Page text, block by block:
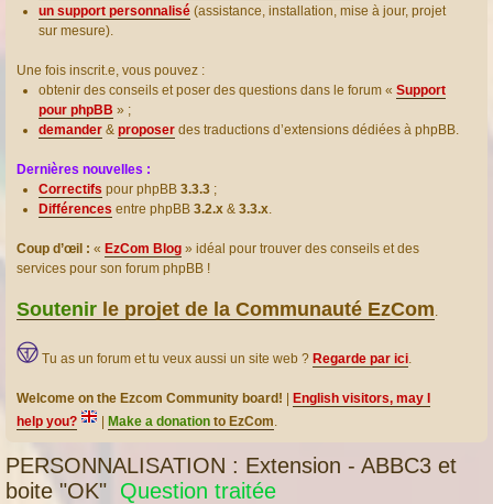
un support personnalisé (assistance, installation, mise à jour, projet
sur mesure).
Une fois inscrit.e, vous pouvez :
obtenir des conseils et poser des questions dans le forum « Support
pour phpBB » ;
demander & proposer des traductions d’extensions dédiées à phpBB.
Dernières nouvelles :
Correctifs pour phpBB 3.3.3 ;
Différences entre phpBB 3.2.x & 3.3.x.
Coup d’œil : « EzCom Blog » idéal pour trouver des conseils et des
services pour son forum phpBB !
Soutenir le projet de la Communauté EzCom.
Tu as un forum et tu veux aussi un site web ? Regarde par ici.
Welcome on the Ezcom Community board!
English visitors, may I
help you?
Make a donation to EzCom.
PERSONNALISATION : Extension - ABBC3 et
boite "OK" Question traitée